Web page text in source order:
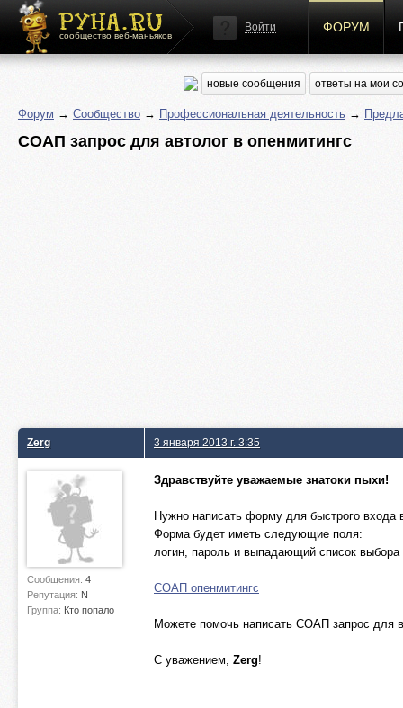
сообщество веб-маньяков
Войти ФОРУМ
новые сообщения ответы на мои
Форум → Сообщество → Профессиональная деятельность →
СОАП запрос для автолог в опенмитингс
Zerg
Сообщения: 4
Репутация: N
Группа: Кто попало
3 января 2013 г. 3:35
Здравствуйте уважаемые знатоки пыхи!
Нужно написать форму для быстрого входа
Форма будет иметь следующие поля:
логин, пароль и выпадающий список выбора
СОАП опенмитингс
Можете помочь написать СОАП запрос для
С уважением, Zerg!